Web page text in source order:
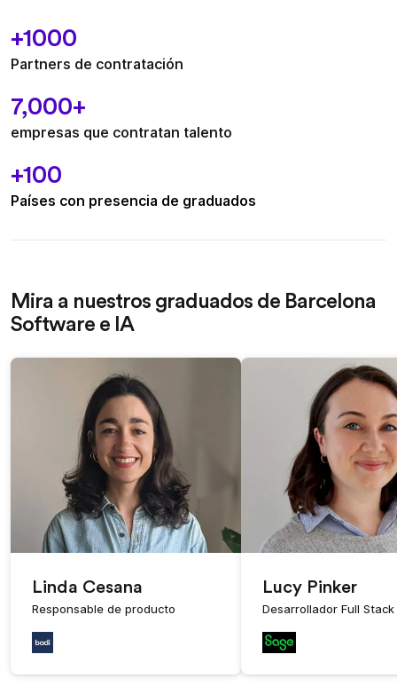
+1000
Partners de contratación
7,000+
empresas que contratan talento
+100
Países con presencia de graduados
Mira a nuestros graduados de Barcelona
Software e IA
Linda Cesana
Responsable de producto
Lucy Pinker
Desarrollador Full Stack